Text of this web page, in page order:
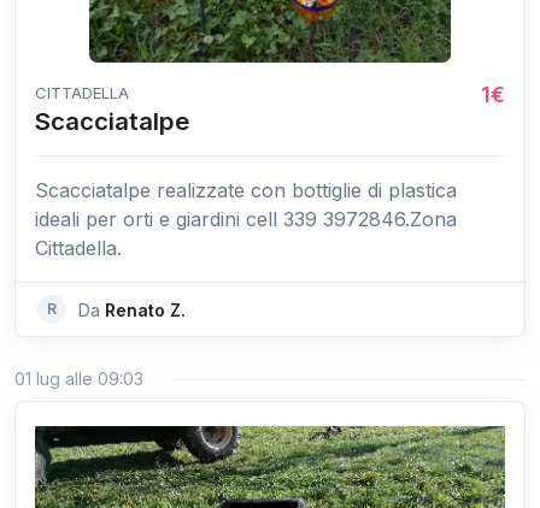
CITTADELLA 1€
Scacciatalpe
Scacciatalpe realizzate con bottiglie di plastica
ideali per orti e giardini cell 339 3972846.Zona
Cittadella.
R Da Renato Z.
01 lug alle 09:03